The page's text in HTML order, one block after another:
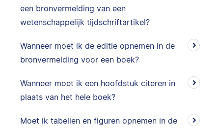
een bronvermelding van een
wetenschappelijk tijdschriftartikel?
Wanneer moet ik de editie opnemen in de
bronvermelding voor een boek?
Wanneer moet ik een hoofdstuk citeren in
plaats van het hele boek?
Moet ik tabellen en figuren opnemen in de